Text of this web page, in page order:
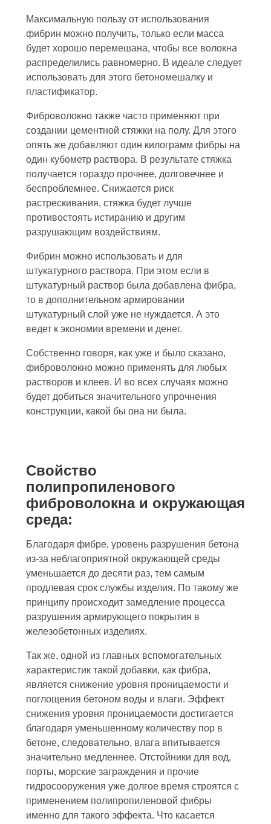
Максимальную пользу от использования
фибрин можно получить, только если масса
будет хорошо перемешана, чтобы все волокна
распределились равномерно. В идеале следует
использовать для этого бетономешалку и
пластификатор.
Фиброволокно также часто применяют при
создании цементной стяжки на полу. Для этого
опять же добавляют один килограмм фибры на
один кубометр раствора. В результате стяжка
получается гораздо прочнее, долговечнее и
беспроблемнее. Снижается риск
растрескивания, стяжка будет лучше
противостоять истиранию и другим
разрушающим воздействиям.
Фибрин можно использовать и для
штукатурного раствора. При этом если в
штукатурный раствор была добавлена фибра,
то в дополнительном армировании
штукатурный слой уже не нуждается. А это
ведет к экономии времени и денег.
Собственно говоря, как уже и было сказано,
фиброволокно можно применять для любых
растворов и клеев. И во всех случаях можно
будет добиться значительного упрочнения
конструкции, какой бы она ни была.
Свойство
полипропиленового
фиброволокна и окружающая
среда:
Благодаря фибре, уровень разрушения бетона
из-за неблагоприятной окружающей среды
уменьшается до десяти раз, тем самым
продлевая срок службы изделия. По такому же
принципу происходит замедление процесса
разрушения армирующего покрытия в
железобетонных изделиях.
Так же, одной из главных вспомогательных
характеристик такой добавки, как фибра,
является снижение уровня проницаемости и
поглощения бетоном воды и влаги. Эффект
снижения уровня проницаемости достигается
благодаря уменьшенному количеству пор в
бетоне, следовательно, влага впитывается
значительно медленнее. Отстойники для вод,
порты, морские заграждения и прочие
гидросооружения уже долгое время строятся с
применением полипропиленовой фибры
именно для такого эффекта. Что касается